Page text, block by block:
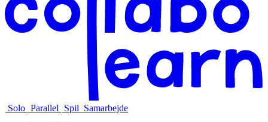
Solo Parallel Spil Samarbejde